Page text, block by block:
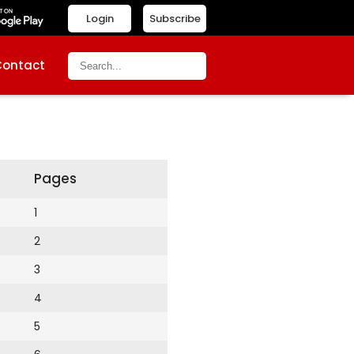
Subscribe
Login
Pages
1
2
3
4
5